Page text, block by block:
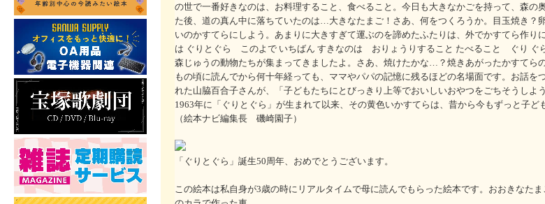
の世で一番好きなのは、お料理すること、食べること。今日も大きなかごを持って、森の
た後、道の真ん中に落ちていたのは…大きなたまご！さあ、何をつくろうか。目玉焼き？
いのかすてらにしよう。あまりに大きすぎて運ぶのを諦めたふたりは、外でかすてら作り
は ぐりとぐら このよで いちばん すきなのは おりょうりすること たべること ぐり ぐら
森じゅうの動物たちが集まってきましたよ。さあ、焼けたかな…？焼きあがったかすてら
もの頃に読んでから何十年経っても、ママやパパの記憶に残るほどの名場面です。お話を
れた山脇百合子さんが、「子どもたちにとびっきり上等でおいしいおやつをごちそうしよ
1963年に「ぐりとぐら」が生まれて以来、その黄色いかすてらは、昔から今もずっと子ど
（絵本ナビ編集長 磯崎園子）
「ぐりとぐら」誕生50周年、おめでとうございます。
この絵本は私自身が3歳の時にリアルタイムで母に読んでもらった絵本です。おおきなた